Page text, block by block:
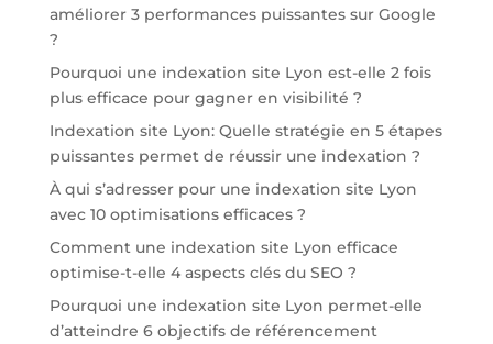
améliorer 3 performances puissantes sur Google
?
Pourquoi une indexation site Lyon est-elle 2 fois
plus efficace pour gagner en visibilité ?
Indexation site Lyon: Quelle stratégie en 5 étapes
puissantes permet de réussir une indexation ?
À qui s’adresser pour une indexation site Lyon
avec 10 optimisations efficaces ?
Comment une indexation site Lyon efficace
optimise-t-elle 4 aspects clés du SEO ?
Pourquoi une indexation site Lyon permet-elle
d’atteindre 6 objectifs de référencement